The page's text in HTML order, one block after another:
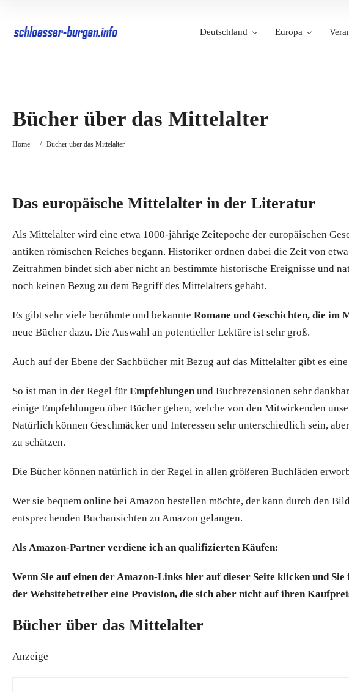
Deutschland Europa
Bücher über das Mittelalter
Home / Bücher über das Mittelalter
Das europäische Mittelalter in der Literatur
Als Mittelalter wird eine etwa 1000-jährige Zeitepoche der europäischen
antiken römischen Reiches begann. Historiker ordnen dabei die Zeit von
Zeitrahmen bindet sich aber nicht an bestimmte historische Ereignisse und
noch keinen Bezug zu dem Begriff des Mittelalters gehabt.
Es gibt sehr viele berühmte und bekannte Romane und Geschichten, die im
neue Bücher dazu. Die Auswahl an potentieller Lektüre ist sehr groß.
Auch auf der Ebene der Sachbücher mit Bezug auf das Mittelalter gibt es
So ist man in der Regel für Empfehlungenund Buchrezensionen sehr
einige Empfehlungen über Bücher geben, welche von den Mitwirkenden
Natürlich können Geschmäcker und Interessen sehr unterschiedlich sein,
zu schätzen.
Die Bücher können natürlich in der Regel in allen größeren Buchläden
Wer sie bequem online bei Amazon bestellen möchte, der kann durch den
entsprechenden Buchansichten zu Amazon gelangen.
Als Amazon-Partner verdiene ich an qualifizierten Käufen:
Wenn Sie auf einen der Amazon-Links hier auf dieser Seite klicken und
der Websitebetreiber eine Provision, die sich aber nicht auf ihren
Bücher über das Mittelalter
Anzeige